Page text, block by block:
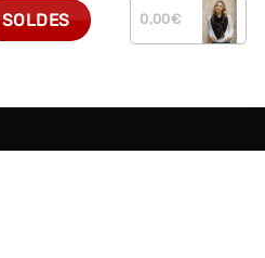
SOLDES 0,00€